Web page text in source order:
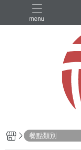
menu
人氣商品
餐點類別